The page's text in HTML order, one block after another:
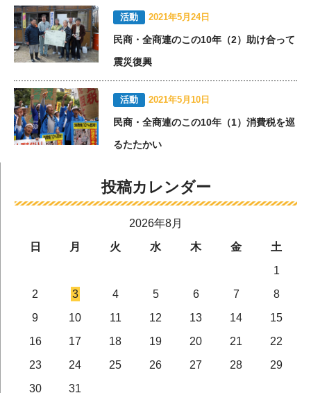
活動 2021年5月24日
民商・全商連のこの10年（2）助け合って
震災復興
活動 2021年5月10日
民商・全商連のこの10年（1）消費税を巡
るたたかい
投稿カレンダー
2026年8月
日
月 火 水 木 金
土
1
2
3 4 5 6 7
8
9
10 11 12 13 14
15
16
17 18 19 20 21
22
23
24 25 26 27 28
29
30
31